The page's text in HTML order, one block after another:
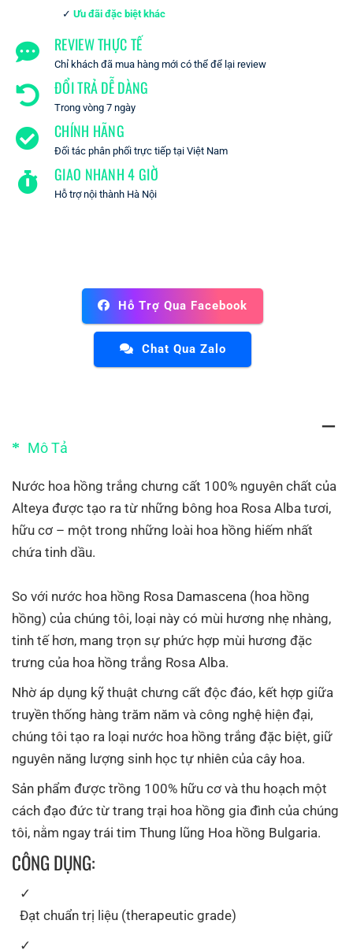
Ưu đãi đặc biệt khác
REVIEW THỰC TẾ
Chỉ khách đã mua hàng mới có thể để lại review
ĐỔI TRẢ DỄ DÀNG
Trong vòng 7 ngày
CHÍNH HÃNG
Đối tác phân phối trực tiếp tại Việt Nam
GIAO NHANH 4 GIỜ
Hỗ trợ nội thành Hà Nội
Hỗ Trợ Qua Facebook
Chat Qua Zalo
Mô Tả
Nước hoa hồng trắng chưng cất 100% nguyên chất của
Alteya được tạo ra từ những bông hoa Rosa Alba tươi,
hữu cơ – một trong những loài hoa hồng hiếm nhất
chứa tinh dầu.
So với nước hoa hồng Rosa Damascena (hoa hồng
hồng) của chúng tôi, loại này có mùi hương nhẹ nhàng,
tinh tế hơn, mang trọn sự phức hợp mùi hương đặc
trưng của hoa hồng trắng Rosa Alba.
Nhờ áp dụng kỹ thuật chưng cất độc đáo, kết hợp giữa
truyền thống hàng trăm năm và công nghệ hiện đại,
chúng tôi tạo ra loại nước hoa hồng trắng đặc biệt, giữ
nguyên năng lượng sinh học tự nhiên của cây hoa.
Sản phẩm được trồng 100% hữu cơ và thu hoạch một
cách đạo đức từ trang trại hoa hồng gia đình của chúng
tôi, nằm ngay trái tim Thung lũng Hoa hồng Bulgaria.
CÔNG DỤNG:
Đạt chuẩn trị liệu (therapeutic grade)